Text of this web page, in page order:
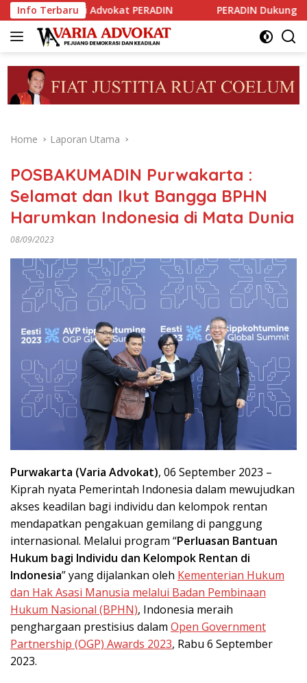
Skip
to
content
Info Terbaru
PERADIN PERADIN Dukung Tribrata Polri
Home Laporan Utama
POSBAKUMADIN Purwakarta :
Selamat dan Ikut Bangga BPHN
Harumkan Indonesia di Mata Dunia
08/09/2023
Purwakarta (Varia Advokat), 06 September 2023 –
Kiprah nyata Pemerintah Indonesia dalam mewujudkan
akses keadilan bagi individu dan kelompok rentan
mendapatkan pengakuan gemilang di panggung
internasional. Melalui program “Perluasan Bantuan
Hukum bagi Individu dan Kelompok Rentan di
Indonesia” yang dijalankan oleh Kementerian Hukum
dan Hak Asasi Manusia melalui Badan Pembinaan
Hukum Nasional (BPHN), Indonesia meraih
penghargaan prestisius dalam Open Government
Partnership (OGP) Awards 2023, Rabu 6 September
2023.